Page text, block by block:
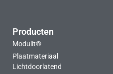
Producten
Modulit®
Plaatmateriaal
Lichtdoorlatend